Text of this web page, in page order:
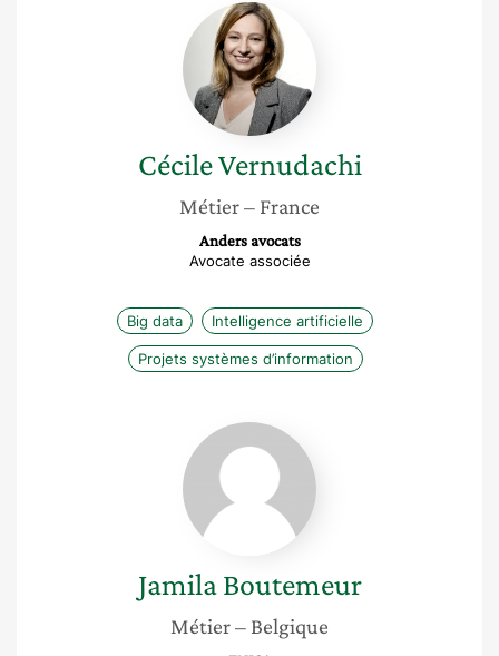
Cécile
Vernudachi
CécileVernudachi
Métier– France
Anders avocats
Avocate associée
Big data Intelligence artificielle
Projets systèmes d’information
Jamila
Boutemeur
Jamila Boutemeur
Métier– Belgique